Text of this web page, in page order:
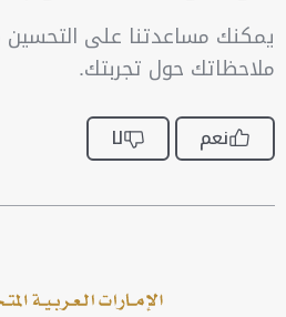
يمكنك مساعدتنا على
ملاحظاتك حول تجربتك.
نعم لا